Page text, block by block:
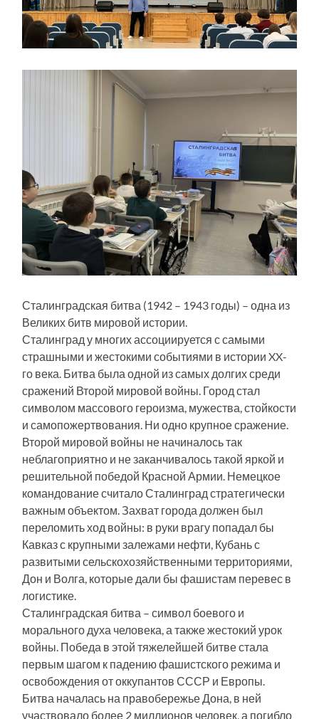
Сталинградская битва (1942 – 1943 годы) – одна из
Великих битв мировой истории.
Сталинград у многих ассоциируется с самыми
страшными и жестокими событиями в истории XX-
го века. Битва была одной из самых долгих среди
сражений Второй мировой войны. Город стал
символом массового героизма, мужества, стойкости
и самопожертвования. Ни одно крупное сражение.
Второй мировой войны не начиналось так
неблагоприятно и не заканчивалось такой яркой и
решительной победой Красной Армии. Немецкое
командование считало Сталинград стратегически
важным объектом. Захват города должен был
переломить ход войны: в руки врагу попадал бы
Кавказ с крупными залежами нефти, Кубань с
развитыми сельскохозяйственными территориями,
Дон и Волга, которые дали бы фашистам перевес в
логистике.
Сталинградская битва – символ боевого и
морального духа человека, а также жестокий урок
войны. Победа в этой тяжелейшей битве стала
первым шагом к падению фашистского режима и
освобождения от оккупантов СССР и Европы.
Битва началась на правобережье Дона, в ней
участвовало более 2 миллионов человек, а погибло